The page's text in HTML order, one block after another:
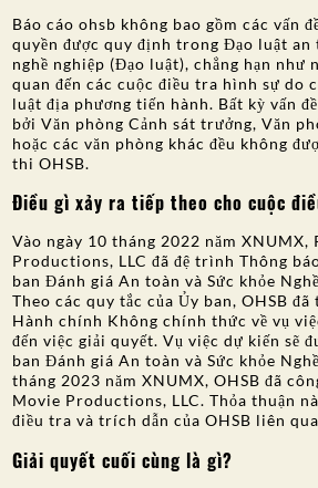
Báo cáo ohsb không bao gồm các vấn
quyền được quy định trong Đạo luật an
nghề nghiệp (Đạo luật), chẳng hạn như
quan đến các cuộc điều tra hình sự do
luật địa phương tiến hành. Bất kỳ vấn
bởi Văn phòng Cảnh sát trưởng, Văn
hoặc các văn phòng khác đều không
thi OHSB.
Điều gì xảy ra tiếp theo cho cuộc
Vào ngày 10 tháng 2022 năm XNUMX,
Productions, LLC đã đệ trình Thông
ban Đánh giá An toàn và Sức khỏe
Theo các quy tắc của Ủy ban, OHSB
Hành chính Không chính thức về vụ
đến việc giải quyết. Vụ việc dự kiến sẽ
ban Đánh giá An toàn và Sức khỏe
tháng 2023 năm XNUMX, OHSB đã
Movie Productions, LLC. Thỏa thuận
điều tra và trích dẫn của OHSB liên
Giải quyết cuối cùng là gì?